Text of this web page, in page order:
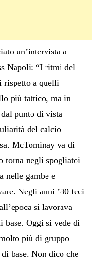
un’intervista a
Napoli: “I ritmi del
rispetto a quelli
più tattico, ma in
punto di vista
del calcio
McTominay va di
torna negli spogliatoi
nelle gambe e
Negli anni ’80 feci
si lavorava
base. Oggi si vede di
più di gruppo
base. Non dico che